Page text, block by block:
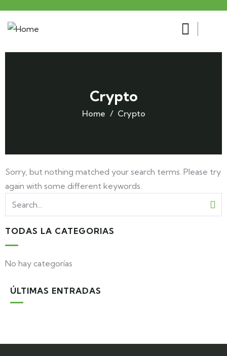
Crypto
Home Crypto
Sorry, but nothing matched your search terms. Please try
again with some different keywords.
TODAS LA CATEGORIAS
No hay categorías
ÚLTIMAS ENTRADAS